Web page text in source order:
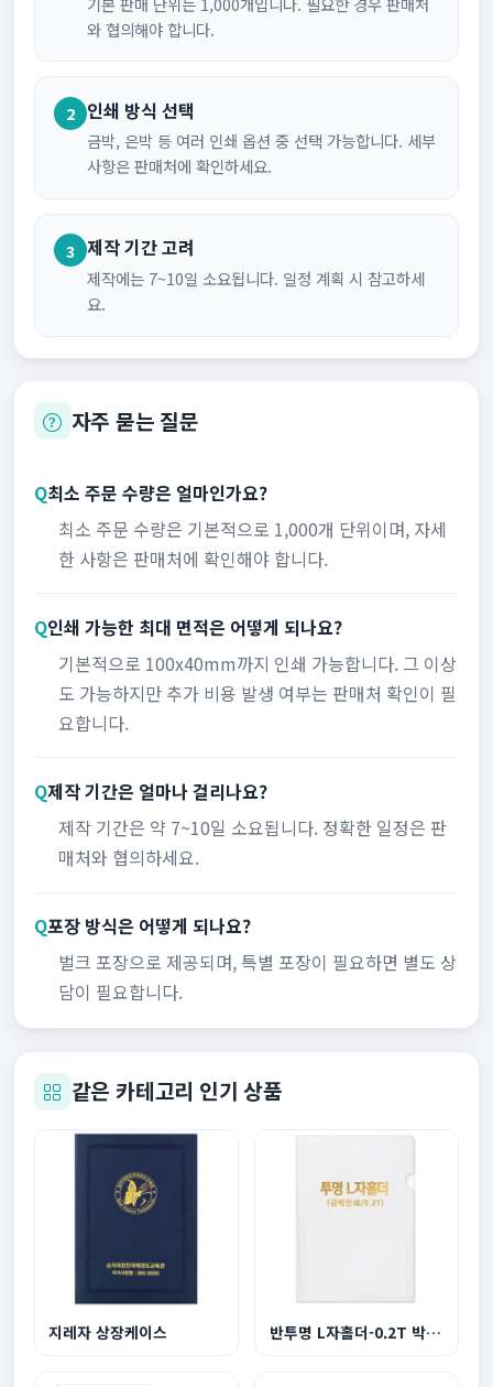
와 협의해야 합니다.
2 인쇄 방식 선택
금박, 은박 등 여러 인쇄 옵션 중 선택 가능합니다. 세부
사항은 판매처에 확인하세요.
3 제작 기간 고려
제작에는 7~10일 소요됩니다. 일정 계획 시 참고하세
요.
자주 묻는 질문
Q최소 주문 수량은 얼마인가요?
최소 주문 수량은 기본적으로 1,000개 단위이며, 자세
한 사항은 판매처에 확인해야 합니다.
Q인쇄 가능한 최대 면적은 어떻게 되나요?
기본적으로 100x40mm까지 인쇄 가능합니다. 그 이상
도 가능하지만 추가 비용 발생 여부는 판매처 확인이 필
요합니다.
Q제작 기간은 얼마나 걸리나요?
제작 기간은 약 7~10일 소요됩니다. 정확한 일정은 판
매처와 협의하세요.
Q포장 방식은 어떻게 되나요?
벌크 포장으로 제공되며, 특별 포장이 필요하면 별도 상
담이 필요합니다.
같은 카테고리 인기 상품
지레자 상장케이스 반투명 L자홀더-0.2T 박인쇄